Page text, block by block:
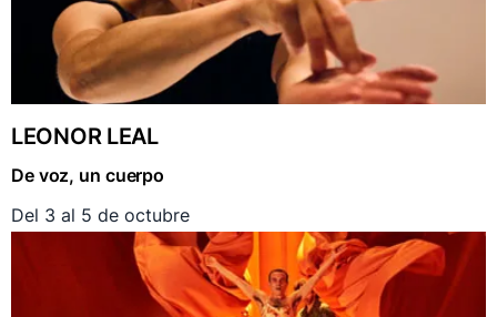
LEONOR LEAL
De voz, un cuerpo
Del 3 al 5 de octubre